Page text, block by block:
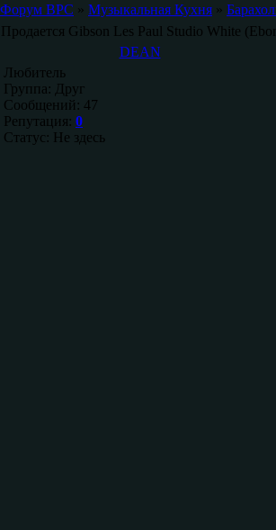
Форум ВРС » Музыкальная Кухня »
Продается Gibson Les Paul Studio White
DEAN
Любитель
Группа: Друг
Сообщений: 47
Репутация: 0
Статус: Не здесь